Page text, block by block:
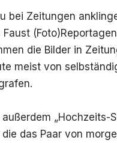
bei Zeitungen
die Bilder in
meist von
„Hochzeits-
das Paar von